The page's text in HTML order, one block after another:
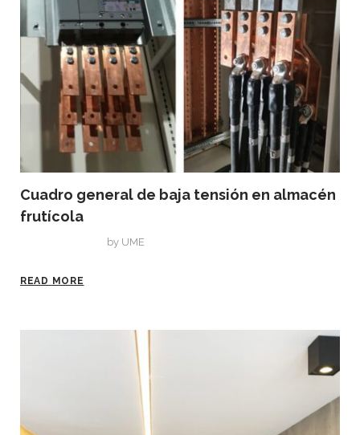
Cuadro general de baja tensión en almacén
frutícola
by UME
READ MORE